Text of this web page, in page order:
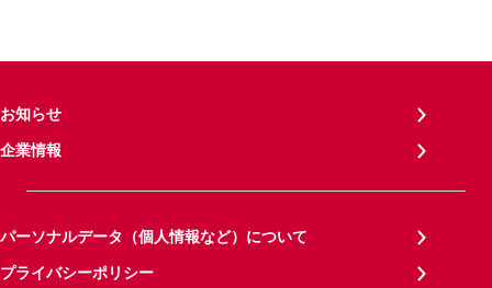
お知らせ
企業情報
パーソナルデータ（個人情報など）について
プライバシーポリシー